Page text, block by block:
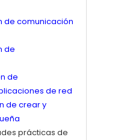
de comunicación
de
de
de red
de crear y
prácticas de